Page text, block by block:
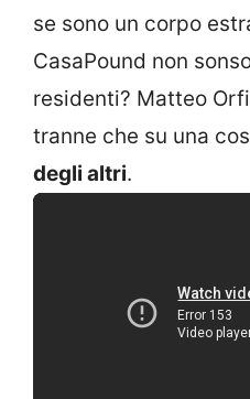
se sono un corpo
CasaPound non
residenti? Matteo
tranne che su una
degli altri.